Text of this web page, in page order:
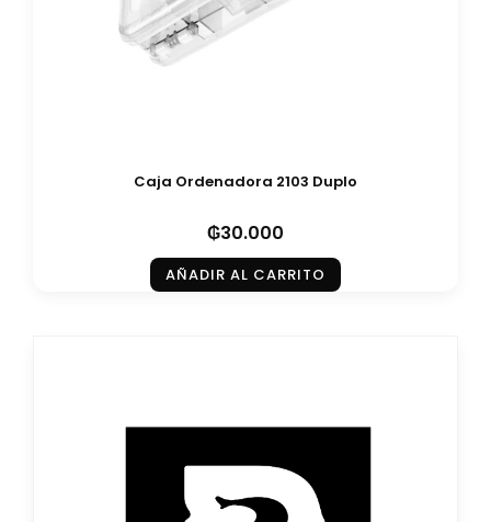
Caja Ordenadora 2103 Duplo
₲30.000
AÑADIR AL CARRITO